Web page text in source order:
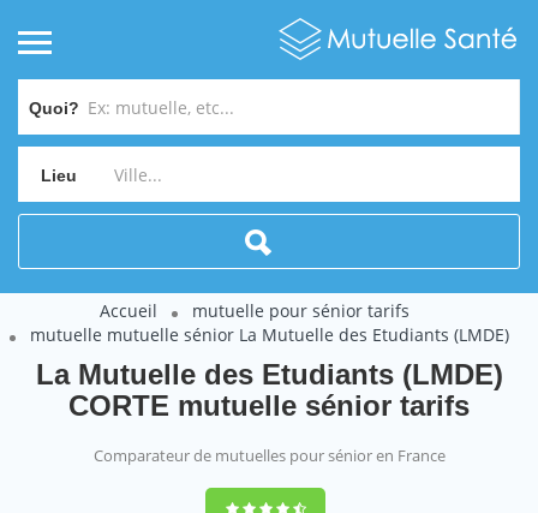
Quoi?
Lieu
Accueil
mutuelle pour sénior tarifs
mutuelle mutuelle sénior La Mutuelle des Etudiants (LMDE)
La Mutuelle des Etudiants (LMDE)
CORTE mutuelle sénior tarifs
Comparateur de mutuelles pour sénior en France